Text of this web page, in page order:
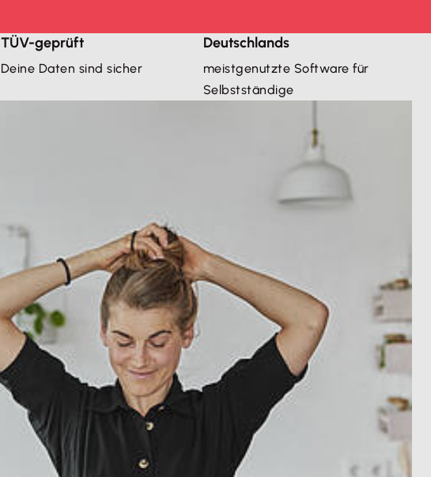
TÜV-geprüft
Deine Daten sind sicher
Deutschlands
meistgenutzte Software für
Selbstständige